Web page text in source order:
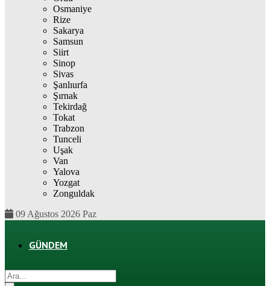
Osmaniye
Rize
Sakarya
Samsun
Siirt
Sinop
Sivas
Şanlıurfa
Şırnak
Tekirdağ
Tokat
Trabzon
Tunceli
Uşak
Van
Yalova
Yozgat
Zonguldak
09 Ağustos 2026 Paz
GÜNDEM